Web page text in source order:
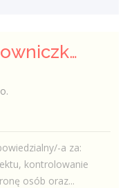
Pracownik / Pracowniczka Ochrony z Pozwoleniem na Broń
a za:
kontrolowanie
osób oraz...